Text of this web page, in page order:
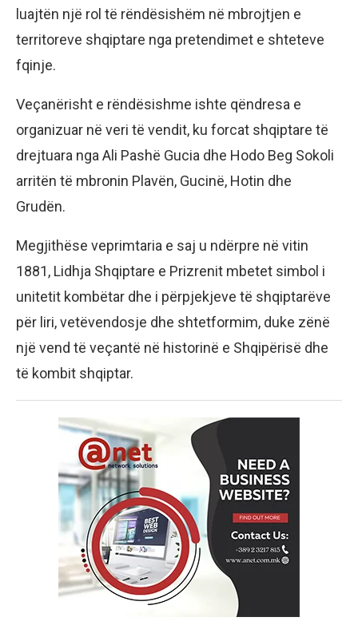
luajtën një rol të rëndësishëm në mbrojtjen e
territoreve shqiptare nga pretendimet e shteteve
fqinje.
Veçanërisht e rëndësishme ishte qëndresa e
organizuar në veri të vendit, ku forcat shqiptare të
drejtuara nga Ali Pashë Gucia dhe Hodo Beg Sokoli
arritën të mbronin Plavën, Gucinë, Hotin dhe
Grudën.
Megjithëse veprimtaria e saj u ndërpre në vitin
1881, Lidhja Shqiptare e Prizrenit mbetet simbol i
unitetit kombëtar dhe i përpjekjeve të shqiptarëve
për liri, vetëvendosje dhe shtetformim, duke zënë
një vend të veçantë në historinë e Shqipërisë dhe
të kombit shqiptar.